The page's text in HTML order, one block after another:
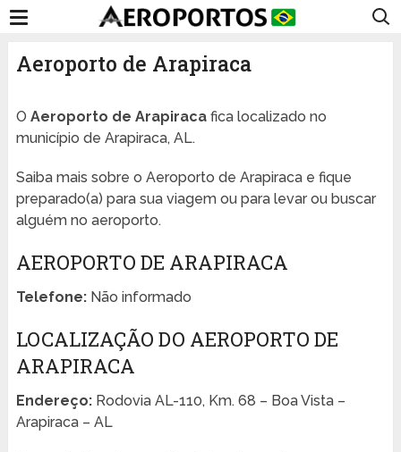
Aeroporto de Arapiraca
O Aeroporto de Arapiracafica localizado no
município de Arapiraca, AL.
Saiba mais sobre o Aeroporto de Arapiraca e fique
preparado(a) para sua viagem ou para levar ou buscar
alguém no aeroporto.
AEROPORTO DE ARAPIRACA
Telefone:Não informado
LOCALIZAÇÃO DO AEROPORTO DE
ARAPIRACA
Endereço:Rodovia AL-110, Km. 68 – Boa Vista –
Arapiraca – AL